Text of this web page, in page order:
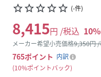
star_borderstar_borderstar_borderstar_borderstar_border (-件)
8,415円 /税込 10
メーカー希望小売価格9,350円
765ポイント 内訳
10%ポイントバック